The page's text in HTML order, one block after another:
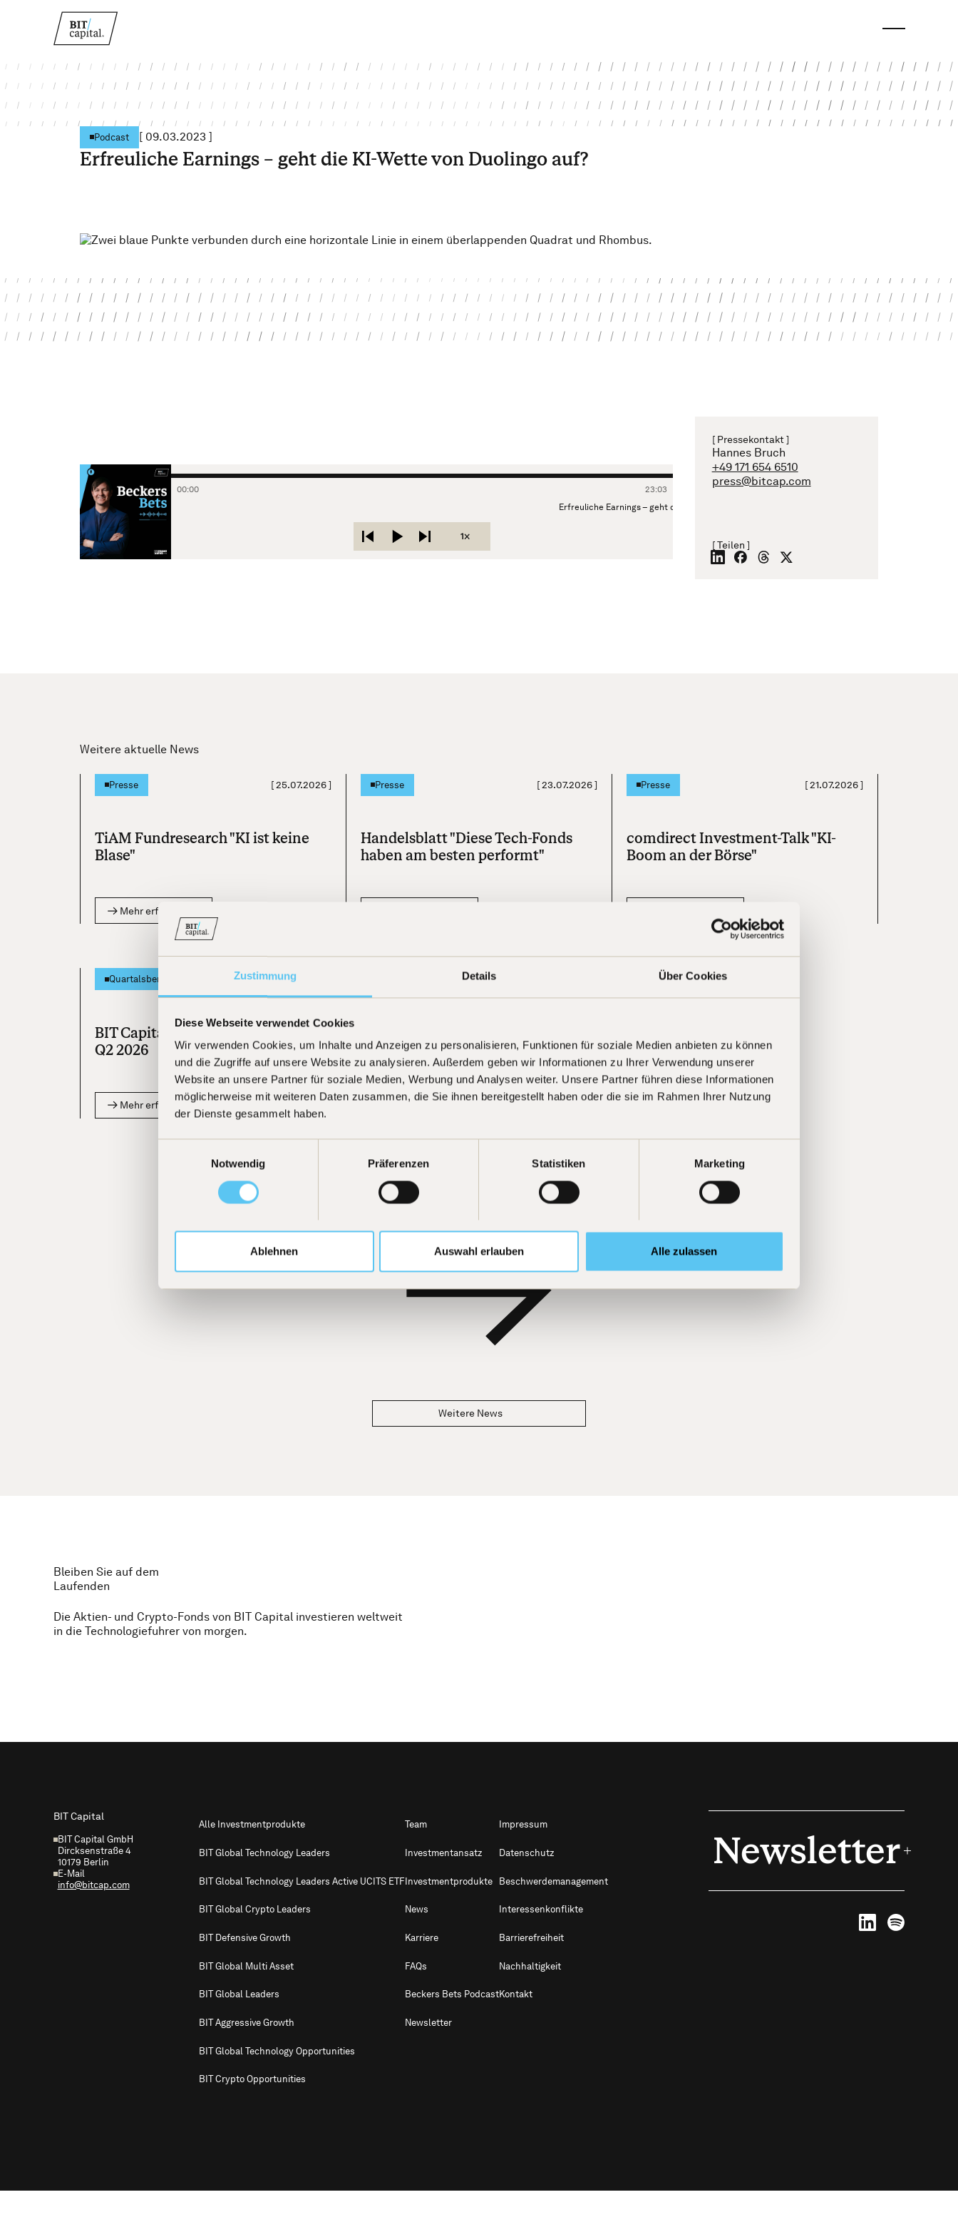
Zustimmung Details Über Cookies
Diese Webseite verwendet Cookies
Wir verwenden Cookies, um Inhalte und Anzeigen zu personalisieren, Funktionen für soziale Medien anbieten zu können
und die Zugriffe auf unsere Website zu analysieren. Außerdem geben wir Informationen zu Ihrer Verwendung unserer
Website an unsere Partner für soziale Medien, Werbung und Analysen weiter. Unsere Partner führen diese Informationen
möglicherweise mit weiteren Daten zusammen, die Sie ihnen bereitgestellt haben oder die sie im Rahmen Ihrer Nutzung
der Dienste gesammelt haben.
Notwendig
Präferenzen Statistiken Marketing
Ablehnen Auswahl erlauben Alle zulassen
Podcast [ 09.03.2023 ]
Erfreuliche Earnings – geht die KI-Wette von Duolingo auf?
00:00 23:03
Erfreuliche Earnings – geht die KI-Wette von Duolingo auf?
1×
[ Pressekontakt ]
Hannes Bruch
+49 171 654 6510
press@bitcap.com
[ Teilen ]
Weitere aktuelle News
Presse [25.07.2026]
TiAM Fundresearch "KI ist keine
Blase"
Mehr erfahren
Presse [23.07.2026]
Handelsblatt "Diese Tech-Fonds
haben am besten performt"
Presse [21.07.2026]
comdirect Investment-Talk "KI-
Boom an der Börse"
Quartalsbericht [30.06.2026
BIT Capital Quartalsbericht Crypto
Q2 2026
Mehr erfahren
Weitere News
Bleiben Sie auf dem
Laufenden
Die Aktien- und Crypto-Fonds von BIT Capital investieren weltweit
in die Technologiefuhrer von morgen.
BIT Capital
BIT Capital GmbH
Dircksenstraße 4
10179 Berlin
E-Mail
info@bitcap.com
Alle Investmentprodukte
BIT Global Technology Leaders
BIT Global Technology Leaders Active UCITS ETF
BIT Global Crypto Leaders
BIT Defensive Growth
BIT Global Multi Asset
BIT Global Leaders
BIT Aggressive Growth
BIT Global Technology Opportunities
BIT Crypto Opportunities
Team
Investmentansatz
Investmentprodukte
News
Karriere
FAQs
Beckers Bets Podcast
Newsletter
Impressum
Datenschutz
Beschwerdemanagement
Interessenkonflikte
Barrierefreiheit
Nachhaltigkeit
Kontakt
Newsletter